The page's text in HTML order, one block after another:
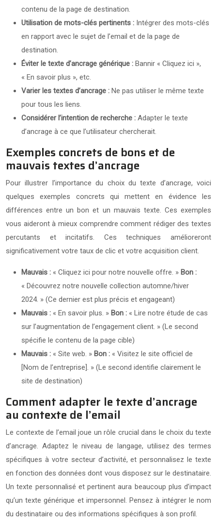
contenu de la page de destination.
Utilisation de mots-clés pertinents : Intégrer des mots-clés
en rapport avec le sujet de l’email et de la page de
destination.
Éviter le texte d’ancrage générique : Bannir « Cliquez ici »,
« En savoir plus », etc.
Varier les textes d’ancrage : Ne pas utiliser le même texte
pour tous les liens.
Considérer l’intention de recherche : Adapter le texte
d’ancrage à ce que l’utilisateur chercherait.
Exemples concrets de bons et de
mauvais textes d’ancrage
Pour illustrer l’importance du choix du texte d’ancrage, voici
quelques exemples concrets qui mettent en évidence les
différences entre un bon et un mauvais texte. Ces exemples
vous aideront à mieux comprendre comment rédiger des textes
percutants et incitatifs. Ces techniques amélioreront
significativement votre taux de clic et votre acquisition client.
Mauvais : « Cliquez ici pour notre nouvelle offre. » Bon :
« Découvrez notre nouvelle collection automne/hiver
2024. » (Ce dernier est plus précis et engageant)
Mauvais : « En savoir plus. » Bon : « Lire notre étude de cas
sur l’augmentation de l’engagement client. » (Le second
spécifie le contenu de la page cible)
Mauvais : « Site web. » Bon : « Visitez le site officiel de
[Nom de l’entreprise]. » (Le second identifie clairement le
site de destination)
Comment adapter le texte d’ancrage
au contexte de l’email
Le contexte de l’email joue un rôle crucial dans le choix du texte
d’ancrage. Adaptez le niveau de langage, utilisez des termes
spécifiques à votre secteur d’activité, et personnalisez le texte
en fonction des données dont vous disposez sur le destinataire.
Un texte personnalisé et pertinent aura beaucoup plus d’impact
qu’un texte générique et impersonnel. Pensez à intégrer le nom
du destinataire ou des informations spécifiques à son profil.